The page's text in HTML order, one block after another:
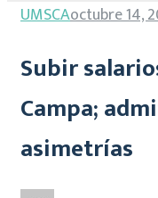
UMSCAoctubre 14,
Subir
Campa;
asimetrías